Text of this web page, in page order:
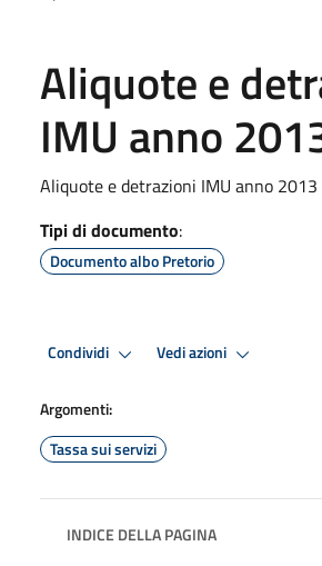
Aliquote e
IMU anno
Aliquote e detrazioni IMU anno 2013
Tipi di documento:
Documento albo Pretorio
Condividi Vedi azioni
Argomenti:
Tassa sui servizi
INDICE DELLA PAGINA